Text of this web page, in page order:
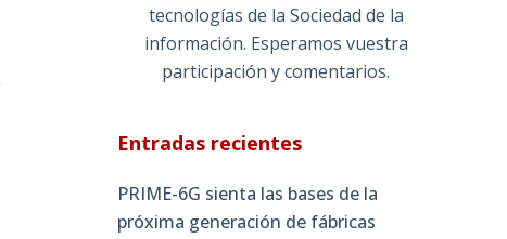
tecnologías de la Sociedad de la
información. Esperamos vuestra
participación y comentarios.
Entradas recientes
PRIME-6G sienta las bases de la
próxima generación de fábricas